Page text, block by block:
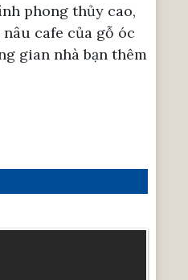
phong thủy cao,
cafe của gỗ óc
gian nhà bạn thêm